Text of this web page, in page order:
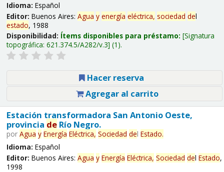
Idioma: Español
Editor: Buenos Aires: Agua y energía eléctrica, sociedad del
estado, 1988
Disponibilidad: Ítems disponibles para préstamo: Signatura
topográfica: 621.374.5/A282/v.3 (1).
Hacer reserva
Agregar al carrito
Estación transformadora San Antonio Oeste,
provincia deRío Negro.
por Agua y Energía Eléctrica, Sociedad del Estado.
Idioma: Español
Editor: Buenos Aires: Agua y Energía Eléctrica, Sociedad del Estado,
1998